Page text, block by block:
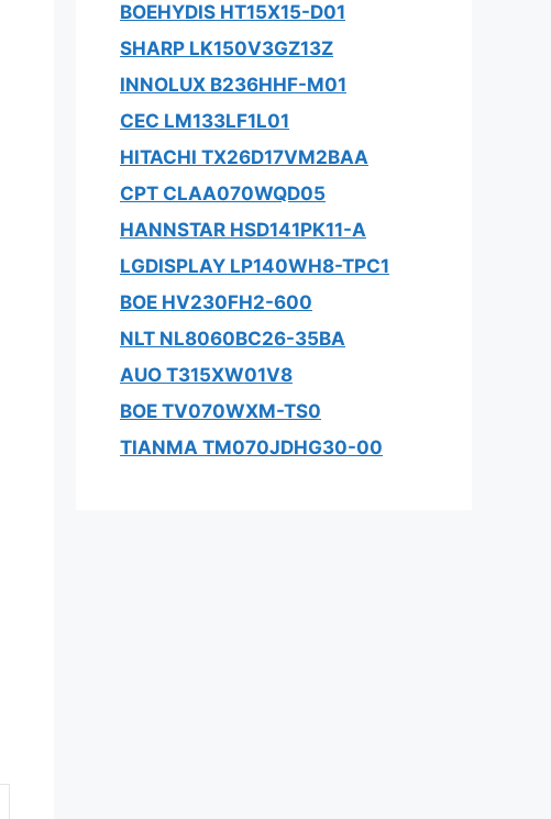
BOEHYDIS HT15X15-D01
SHARP LK150V3GZ13Z
INNOLUX B236HHF-M01
CEC LM133LF1L01
HITACHI TX26D17VM2BAA
CPT CLAA070WQD05
HANNSTAR HSD141PK11-A
LGDISPLAY LP140WH8-TPC1
BOE HV230FH2-600
NLT NL8060BC26-35BA
AUO T315XW01V8
BOE TV070WXM-TS0
TIANMA TM070JDHG30-00